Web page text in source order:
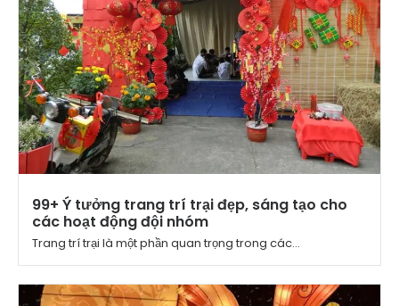
99+ Ý tưởng trang trí trại đẹp, sáng tạo cho
các hoạt động đội nhóm
Trang trí trại là một phần quan trọng trong các...